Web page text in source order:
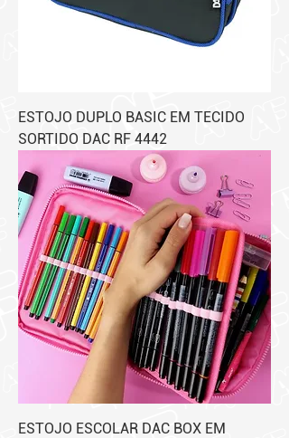
ESTOJO DUPLO BASIC EM TECIDO
SORTIDO DAC RF 4442
ESTOJO ESCOLAR DAC BOX EM